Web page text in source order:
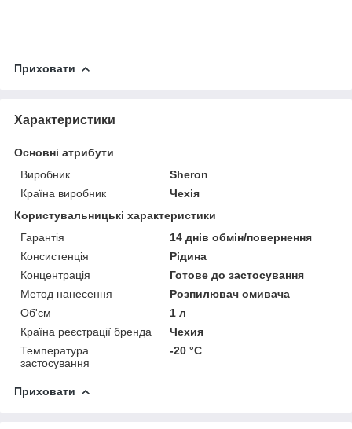
Приховати
Характеристики
Основні атрибути
Виробник
Sheron
Країна виробник
Чехія
Користувальницькі характеристики
Гарантія
14 днів обмін/повернення
Консистенція
Рідина
Концентрація
Готове до застосування
Метод нанесення
Розпилювач омивача
Об'єм
1 л
Країна реєстрації бренда
Чехия
Температура
застосування
-20 °C
Приховати